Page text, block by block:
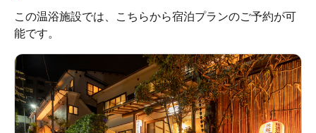
この温浴施設では、こちらから宿泊プランのご予約が可
能です。